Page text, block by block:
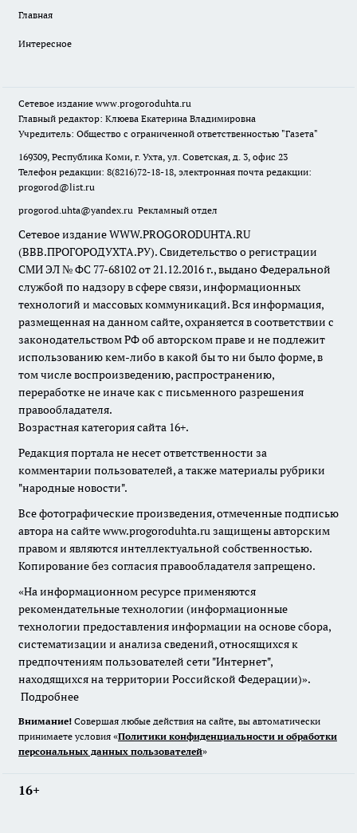
Главная
Интересное
Сетевое издание www.progoroduhta.ru
Главный редактор: Клюева Екатерина Владимировна
Учредитель: Общество с ограниченной ответственностью "Газета"
169309, Республика Коми, г. Ухта, ул. Советская, д. 3, офис 23
Телефон редакции: 8(8216)72-18-18, электронная почта редакции:
progorod@list.ru
progorod.uhta@yandex.ru Рекламный отдел
Сетевое издание WWW.PROGORODUHTA.RU
(ВВВ.ПРОГОРОДУХТА.РУ). Свидетельство о регистрации
СМИ ЭЛ № ФС 77-68102 от 21.12.2016 г., выдано Федеральной
службой по надзору в сфере связи, информационных
технологий и массовых коммуникаций. Вся информация,
размещенная на данном сайте, охраняется в соответствии с
законодательством РФ об авторском праве и не подлежит
использованию кем-либо в какой бы то ни было форме, в
том числе воспроизведению, распространению,
переработке не иначе как с письменного разрешения
правообладателя.
Возрастная категория сайта 16+.
Редакция портала не несет ответственности за
комментарии пользователей, а также материалы рубрики
"народные новости".
Все фотографические произведения, отмеченные подписью
автора на сайте www.progoroduhta.ru защищены авторским
правом и являются интеллектуальной собственностью.
Копирование без согласия правообладателя запрещено.
«На информационном ресурсе применяются
рекомендательные технологии (информационные
технологии предоставления информации на основе сбора,
систематизации и анализа сведений, относящихся к
предпочтениям пользователей сети "Интернет",
находящихся на территории Российской Федерации)».
Подробнее
Внимание! Совершая любые действия на сайте, вы автоматически
принимаете условия «Политики конфиденциальности и обработки
персональных данных пользователей»
16+